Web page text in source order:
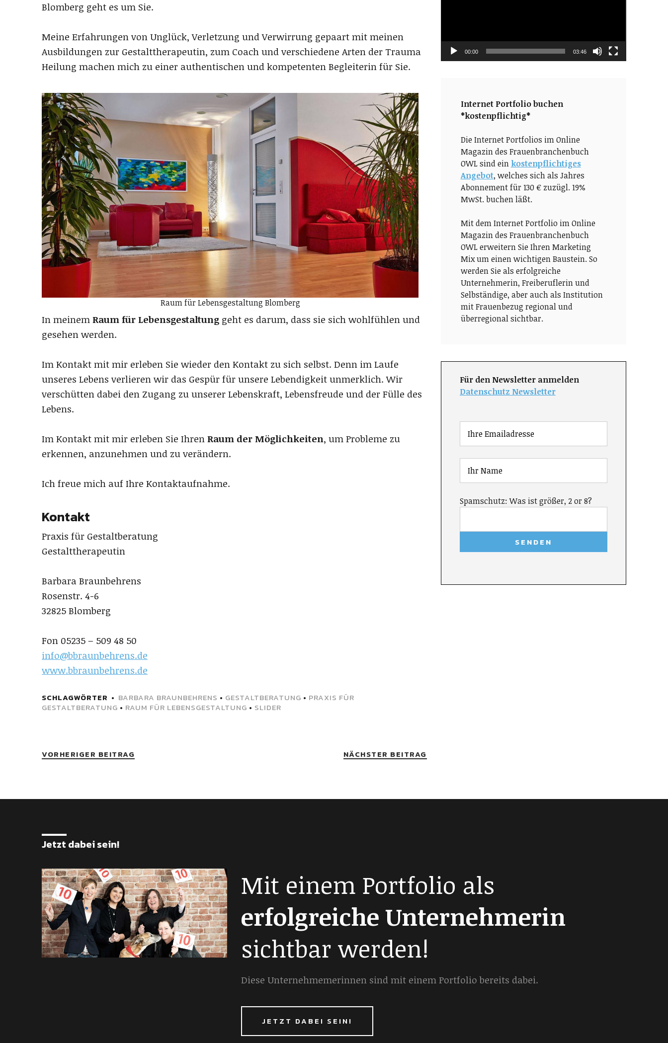
Blomberg geht es um Sie.
Meine Erfahrungen von Unglück, Verletzung und Verwirrung gepaart mit meinen
Ausbildungen zur Gestalttherapeutin, zum Coach und verschiedene Arten der Trauma
Heilung machen mich zu einer authentischen und kompetenten Begleiterin für Sie.
Raum für Lebensgestaltung Blomberg
In meinemRaum für Lebensgestaltung geht es darum, dass sie sich wohlfühlen und
gesehen werden.
Im Kontakt mit mir erleben Sie wieder den Kontakt zu sich selbst. Denn im Laufe
unseres Lebens verlieren wir das Gespür für unsere Lebendigkeit unmerklich. Wir
verschütten dabei den Zugang zu unserer Lebenskraft, Lebensfreude und der Fülle des
Lebens.
Im Kontakt mit mir erleben Sie IhrenRaum der Möglichkeiten, um Probleme zu
erkennen, anzunehmen und zu verändern.
Ich freue mich auf Ihre Kontaktaufnahme.
Kontakt
Praxis für Gestaltberatung
Gestalttherapeutin
Barbara Braunbehrens
Rosenstr. 4-6
32825 Blomberg
Fon 05235 – 509 48 50
info@bbraunbehrens.de
www.bbraunbehrens.de
SCHLAGWÖRTER BARBARA BRAUNBEHRENS • GESTALTBERATUNG • PRAXIS FÜR
GESTALTBERATUNG • RAUM FÜR LEBENSGESTALTUNG • SLIDER
VORHERIGER BEITRAG NÄCHSTER BEITRAG
00:00 03:46
Internet Portfolio buchen
*kostenpflichtig*
Die Internet Portfolios im Online
Magazin des Frauenbranchenbuch
OWL sind ein kostenpflichtiges
Angebot, welches sich als Jahres
Abonnement für 130 € zuzügl. 19%
MwSt. buchen läßt.
Mit dem Internet Portfolio im Online
Magazin des Frauenbranchenbuch
OWL erweitern Sie Ihren Marketing
Mix um einen wichtigen Baustein. So
werden Sie als erfolgreiche
Unternehmerin, Freiberuflerin und
Selbständige, aber auch als Institution
mit Frauenbezug regional und
überregional sichtbar.
Für den Newsletter anmelden
Datenschutz Newsletter
Spamschutz: Was ist größer, 2 or 8?
Jetzt dabei sein!
Mit einem Portfolio als
erfolgreiche Unternehmerin
sichtbar werden!
Diese Unternehmemerinnen sind mit einem Portfolio bereits dabei.
JETZT DABEI SEIN!